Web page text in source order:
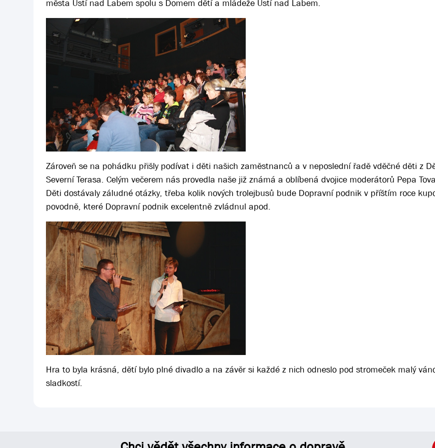
města Ústí nad Labem spolu s Domem dětí a mládeže Ústí nad Labem.
Zároveň se na pohádku přišly podívat i děti našich zaměstnanců a v neposlední řadě vděčné děti z
Severní Terasa. Celým večerem nás provedla naše již známá a oblíbená dvojice moderátorů Pepa
Děti dostávaly záludné otázky, třeba kolik nových trolejbusů bude Dopravní podnik v příštím roce
povodně, které Dopravní podnik excelentně zvládnul apod.
Hra to byla krásná, dětí bylo plné divadlo a na závěr si každé z nich odneslo pod stromeček malý
sladkostí.